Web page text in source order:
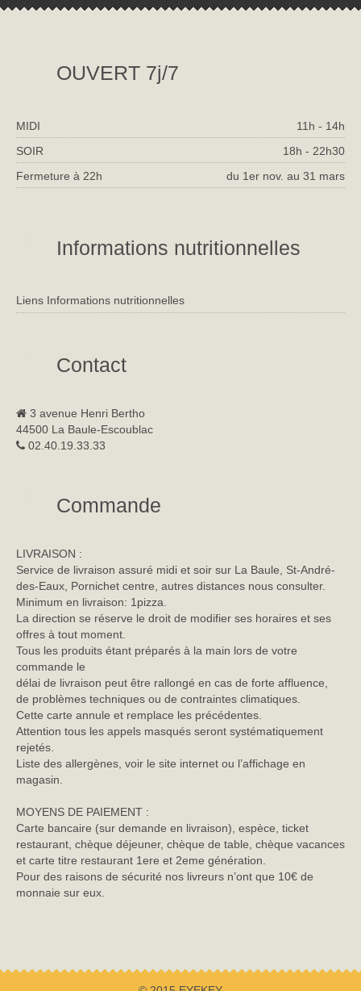
OUVERT 7j/7
MIDI
11h - 14h
SOIR
18h - 22h30
Fermeture à 22h
du 1er nov. au 31 mars
Informations nutritionnelles
Liens Informations nutritionnelles
Contact
3 avenue Henri Bertho
44500 La Baule-Escoublac
02.40.19.33.33
Commande
LIVRAISON :
Service de livraison assuré midi et soir sur La Baule, St-André-
des-Eaux, Pornichet centre, autres distances nous consulter.
Minimum en livraison: 1pizza.
La direction se réserve le droit de modifier ses horaires et ses
offres à tout moment.
Tous les produits étant préparés à la main lors de votre
commande le
délai de livraison peut être rallongé en cas de forte affluence,
de problèmes techniques ou de contraintes climatiques.
Cette carte annule et remplace les précédentes.
Attention tous les appels masqués seront systématiquement
rejetés.
Liste des allergènes, voir le site internet ou l’affichage en
magasin.
MOYENS DE PAIEMENT :
Carte bancaire (sur demande en livraison), espèce, ticket
restaurant, chèque déjeuner, chèque de table, chèque vacances
et carte titre restaurant 1ere et 2eme génération.
Pour des raisons de sécurité nos livreurs n’ont que 10€ de
monnaie sur eux.